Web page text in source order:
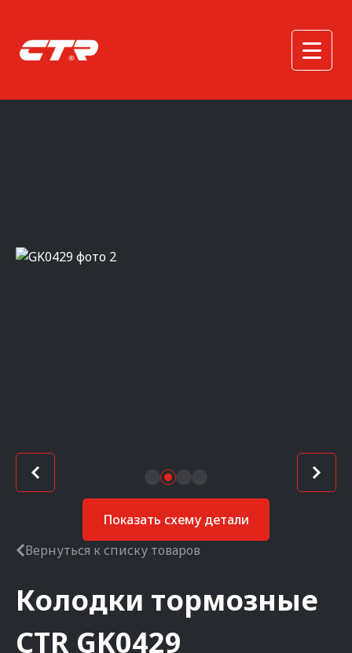
Показать схему детали
Вернуться к списку товаров
Колодки тормозные
CTR GK0429